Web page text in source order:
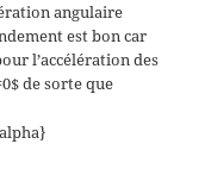
angulaire
est bon car
l’accélération des
de sorte que